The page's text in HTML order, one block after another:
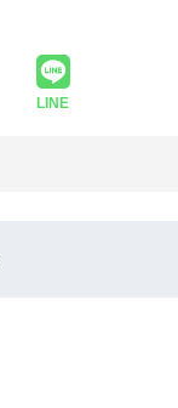
LINE